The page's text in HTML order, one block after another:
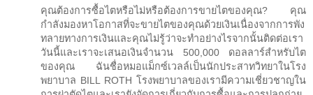
คุณต้องการซื้อไตหรือไม่หรือต้องการขายไตของคุณ? คุณ
กำลังมองหาโอกาสที่จะขายไตของคุณด้วยเงินเนื่องจากการพัง
ทลายทางการเงินและคุณไม่รู้ว่าจะทำอย่างไรจากนั้นติดต่อเรา
วันนี้และเราจะเสนอเงินจำนวน 500,000 ดอลลาร์สำหรับไต
ของคุณ ฉันชื่อหมอแม็กซ์เวลล์เป็นนักประสาทวิทยาในโรง
พยาบาล BILL ROTH โรงพยาบาลของเรามีความเชี่ยวชาญใน